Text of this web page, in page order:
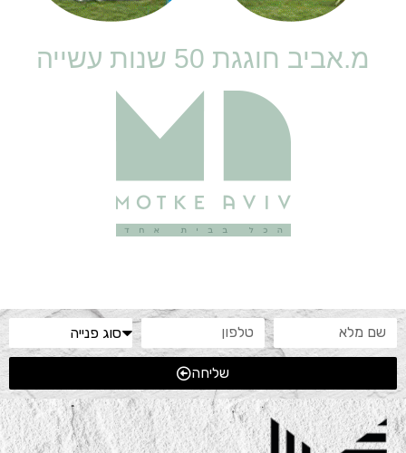
מ.אביב חוגגת 50 שנות עשייה
שליחה